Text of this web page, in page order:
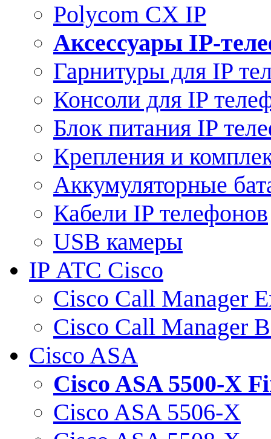
Polycom CX IP
Аксессуары IP-
Гарнитуры для IP
Консоли для IP
Блок питания IP
Крепления и
Аккумуляторные
Кабели IP телефонов
USB камеры
IP АТС Cisco
Cisco Call Manager
Cisco Call Manager
Cisco ASA
Cisco ASA 5500-X
Cisco ASA 5506-X